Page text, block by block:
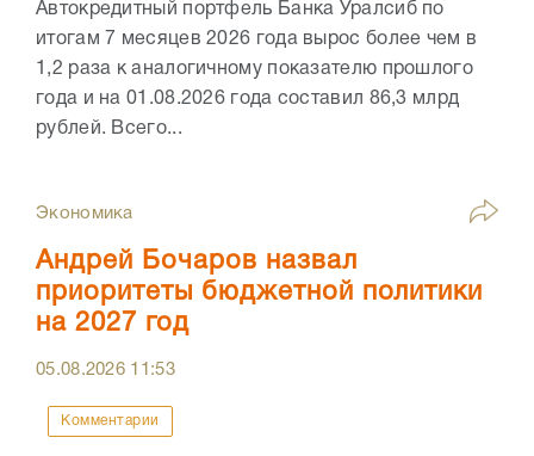
Автокредитный портфель Банка Уралсиб по
итогам 7 месяцев 2026 года вырос более чем в
1,2 раза к аналогичному показателю прошлого
года и на 01.08.2026 года составил 86,3 млрд
рублей. Всего...
Экономика
Андрей Бочаров назвал
приоритеты бюджетной политики
на 2027 год
05.08.2026 11:53
Комментарии